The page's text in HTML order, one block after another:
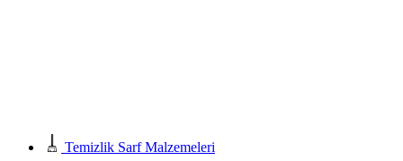
Temizlik Sarf Malzemeleri